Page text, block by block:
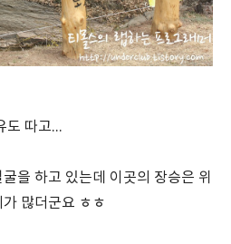
도 따고...
을 하고 있는데 이곳의 장승은 위
많더군요 ㅎㅎ